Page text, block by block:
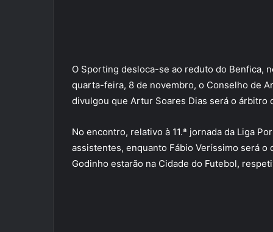
O Sporting desloca-se ao reduto do Benfica,
quarta-feira, 8 de novembro, o Conselho de
divulgou que Artur Soares Dias será o árbitro
No encontro, relativo à 11.ª jornada da Liga
assistentes, enquanto Fábio Veríssimo será o
Godinho estarão na Cidade do Futebol,